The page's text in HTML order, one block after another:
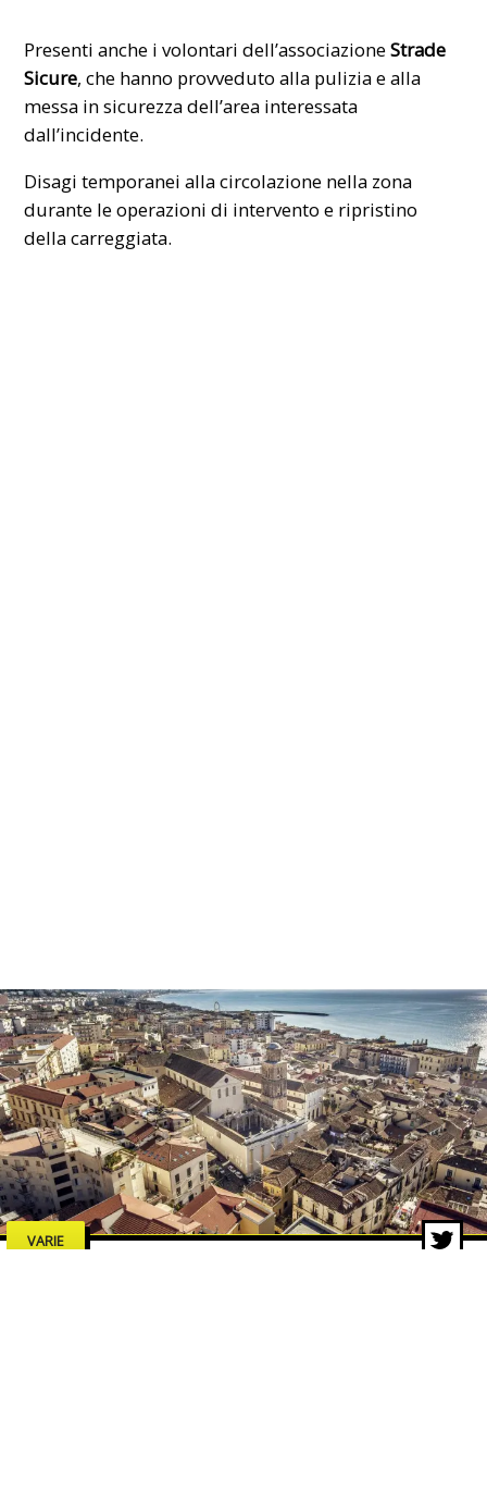
Presenti anche i volontari dell’associazioneStrade
Sicure, che hanno provveduto alla pulizia e alla
messa in sicurezza dell’area interessata
dall’incidente.
Disagi temporanei alla circolazione nella zona
durante le operazioni di intervento e ripristino
della carreggiata.
VARIE